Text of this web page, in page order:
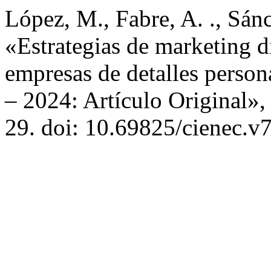
López, M., Fabre, A. .,
«Estrategias de marketing
empresas de detalles
– 2024: Artículo Original»,
29. doi: 10.69825/